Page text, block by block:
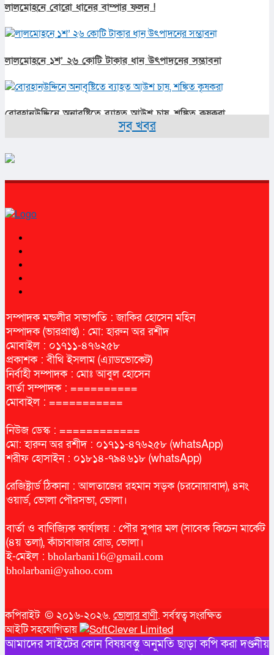
লালমোহনে বোরো ধানের বাম্পার ফলন !
লালমোহনে ১শ’ ২৬ কোটি টাকার ধান উৎপাদনের সম্ভাবনা
বোরহানউদ্দিনে অনাবৃষ্টিতে ব্যাহত আউশ চাষ, শঙ্কিত কৃষকরা
সব খবর
সম্পাদক মন্ডলীর সভাপতি : জাকির হোসেন মহিন
সম্পাদক (ভারপ্রাপ্ত) : মো: হারুন অর রশীদ
মোবাইল : ০১৭১১-৪৭৬২৫৮
প্রকাশক : বীথি ইসলাম (এ্যাডভোকেট)
নির্বাহী সম্পাদক : মোঃ আবুল হোসেন
বার্তা সম্পাদক : ==========
মোবাইল : ===========
নিউজ ডেস্ক : ============
মো: হারুন অর রশীদ : ০১৭১১-৪৭৬২৫৮ (whatsApp)
শরীফ হোসাইন : ০১৮১৪-৭৯৪৬১৮ (whatsApp)
রেজিষ্ট্রার্ড ঠিকানা : আলতাজের রহমান সড়ক (চরনোয়াবাদ), ৪নং
ওয়ার্ড, ভোলা পৌরসভা, ভোলা।
বার্তা ও বাণিজ্যিক কার্যালয় : পৌর সুপার মল (সাবেক কিচেন মার্কেট
(৪য় তলা), কাঁচাবাজার রোড, ভোলা।
ই-মেইল : bholarbani16@gmail.com
bholarbani@yahoo.com
কপিরাইট © ২০১৬-২০২৬. ভোলার বাণী. সর্বস্বত্ব সংরক্ষিত
আইটি সহযোগিতায়
আমাদের সাইটের কোন বিষয়বস্তু অনুমতি ছাড়া কপি করা দণ্ডনীয়